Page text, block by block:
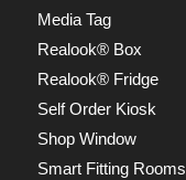
Media Tag
Realook® Box
Realook® Fridge
Self Order Kiosk
Shop Window
Smart Fitting Rooms